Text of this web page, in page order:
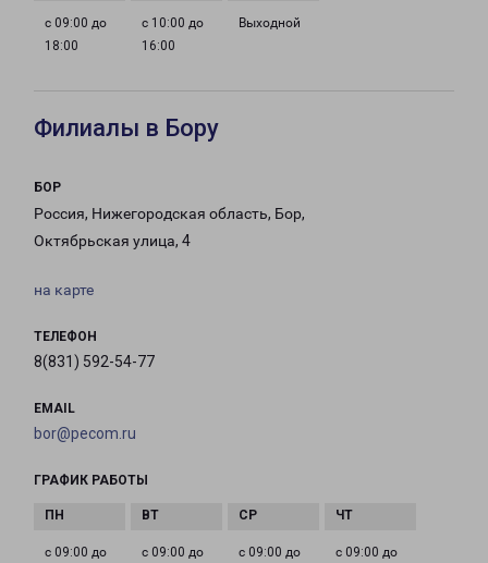
с 09:00 до
18:00
с 10:00 до
16:00
Выходной
Филиалы в Бору
БОР
Россия, Нижегородская область, Бор,
Октябрьская улица, 4
на карте
ТЕЛЕФОН
8(831) 592-54-77
EMAIL
bor@pecom.ru
ГРАФИК РАБОТЫ
с 09:00 до с 09:00 до с 09:00 до с 09:00 до